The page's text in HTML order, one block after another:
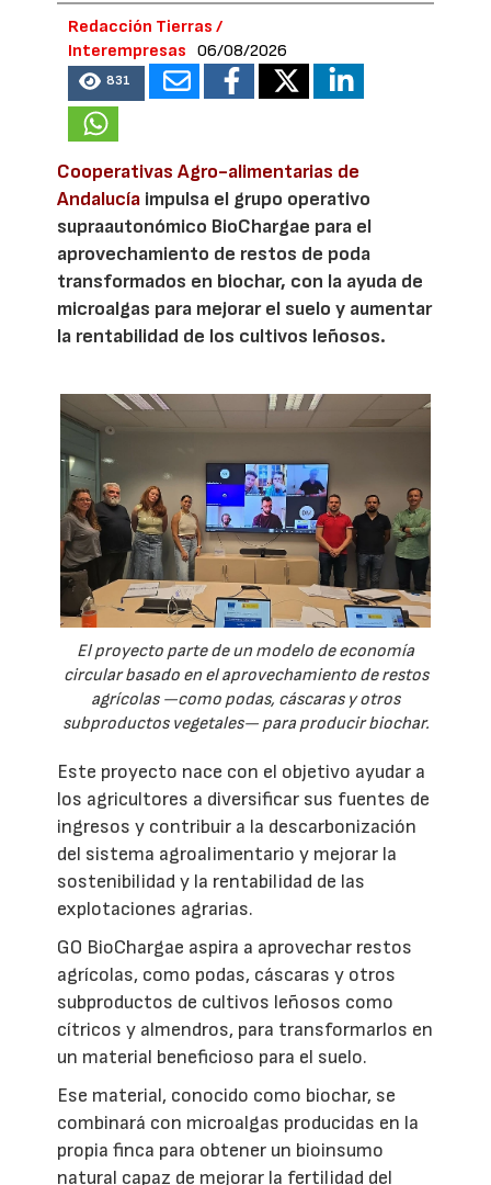
Redacción Tierras /
Interempresas
06/08/2026
831
Cooperativas Agro-alimentarias de
Andalucía impulsa el grupo operativo
supraautonómico BioChargae para el
aprovechamiento de restos de poda
transformados en biochar, con la ayuda de
microalgas para mejorar el suelo y aumentar
la rentabilidad de los cultivos leñosos.
El proyecto parte de un modelo de economía
circular basado en el aprovechamiento de restos
agrícolas —como podas, cáscaras y otros
subproductos vegetales— para producir biochar.
Este proyecto nace con el objetivo ayudar a
los agricultores a diversificar sus fuentes de
ingresos y contribuir a la descarbonización
del sistema agroalimentario y mejorar la
sostenibilidad y la rentabilidad de las
explotaciones agrarias.
GO BioChargae aspira a aprovechar restos
agrícolas, como podas, cáscaras y otros
subproductos de cultivos leñosos como
cítricos y almendros, para transformarlos en
un material beneficioso para el suelo.
Ese material, conocido como biochar, se
combinará con microalgas producidas en la
propia finca para obtener un bioinsumo
natural capaz de mejorar la fertilidad del